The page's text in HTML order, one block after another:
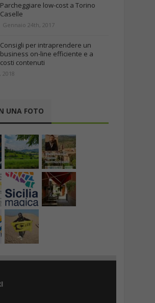
Parcheggiare low-cost a Torino
Caselle
Gennaio 24th, 2017
Consigli per intraprendere un
business on-line efficiente e a
costi contenuti
2018
UNA FOTO